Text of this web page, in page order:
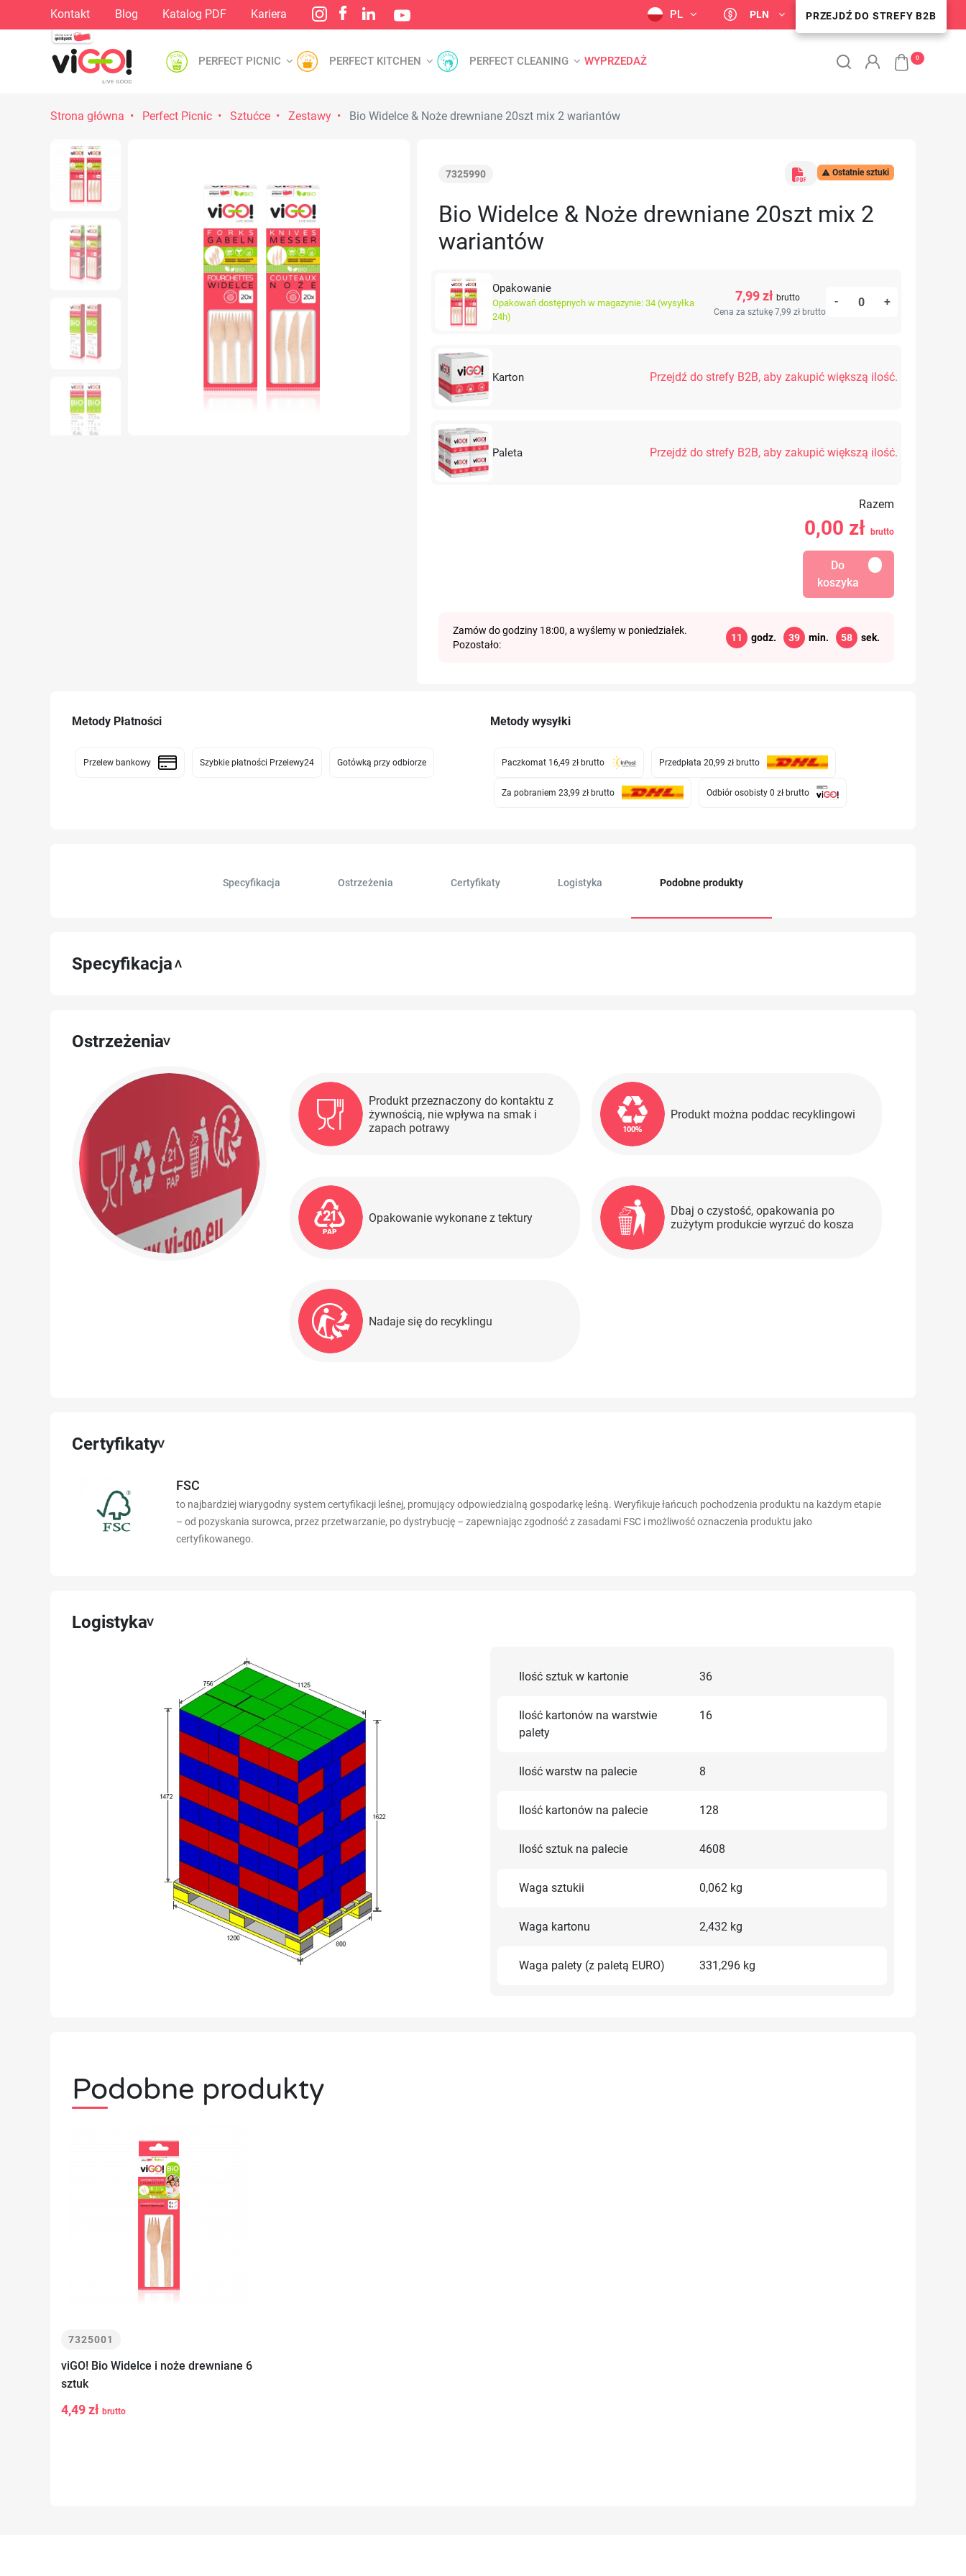
Kontakt Blog Katalog PDF Kariera PL PLN PRZEJDŹ DO STREFY B2B
PRZEJDŹ DO STREFY B2B
PERFECT PICNIC PERFECT KITCHEN PERFECT CLEANING WYPRZEDAŻ 0
Strona główna Perfect Picnic Sztućce Zestawy Bio Widelce & Noże drewniane 20szt mix 2 wariantów
7325990  Ostatnie sztuki
Bio Widelce & Noże drewniane 20szt mix 2
wariantów
Opakowanie
Opakowań dostępnych w magazynie: 34 (wysyłka
24h)
7,99 złbrutto
Cena za sztukę 7,99 zł brutto
- +
Karton Przejdź do strefy B2B, aby zakupić większą ilość.
Paleta Przejdź do strefy B2B, aby zakupić większą ilość.
Razem
0,00 zł brutto
Do
koszyka
Zamów do godziny 18:00, a wyślemy w poniedziałek.
Pozostało:
11 godz. 39 min. 57 sek.
Metody Płatności
Przelew bankowy Szybkie płatności Przelewy24 Gotówką przy odbiorze
Metody wysyłki
Paczkomat 16,49 zł brutto Przedpłata 20,99 zł brutto
Za pobraniem 23,99 zł brutto Odbiór osobisty 0 zł brutto
Specyfikacja Ostrzeżenia Certyfikaty Logistyka Podobne produkty
Specyfikacja
Ostrzeżenia
Produkt przeznaczony do kontaktu z
żywnością, nie wpływa na smak i
zapach potrawy
Produkt można poddac recyklingowi
Opakowanie wykonane z tektury
Dbaj o czystość, opakowania po
zużytym produkcie wyrzuć do kosza
Nadaje się do recyklingu
Certyfikaty
FSC
to najbardziej wiarygodny system certyfikacji leśnej, promujący odpowiedzialną gospodarkę leśną. Weryfikuje łańcuch pochodzenia produktu na każdym etapie
– od pozyskania surowca, przez przetwarzanie, po dystrybucję – zapewniając zgodność z zasadami FSC i możliwość oznaczenia produktu jako
certyfikowanego.
Logistyka
Ilość sztuk w kartonie 36
Ilość kartonów na warstwie
palety
16
Ilość warstw na palecie 8
Ilość kartonów na palecie 128
Ilość sztuk na palecie 4608
Waga sztukii 0,062 kg
Waga kartonu 2,432 kg
Waga palety (z paletą EURO) 331,296 kg
Podobne produkty
7325001
viGO! Bio Widelce i noże drewniane 6
sztuk
4,49 zł brutto
- +